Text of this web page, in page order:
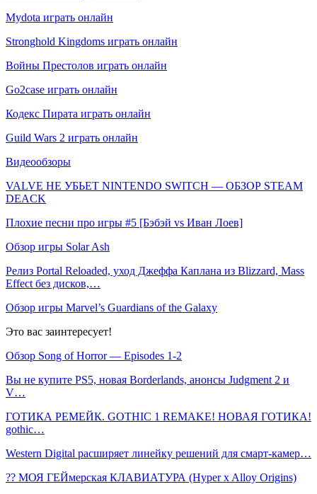
Mydota играть онлайн
Stronghold Kingdoms играть онлайн
Войны Престолов играть онлайн
Go2case играть онлайн
Кодекс Пирата играть онлайн
Guild Wars 2 играть онлайн
Видеообзоры
VALVE НЕ УБЬЕТ NINTENDO SWITCH — ОБЗОР STEAM
DEACK
Плохие песни про игры #5 [Бэбэй vs Иван Лоев]
Обзор игры Solar Ash
Релиз Portal Reloaded, уход Джеффа Каплана из Blizzard, Mass
Effect без дисков,…
Обзор игры Marvel’s Guardians of the Galaxy
Это вас заинтересует!
Обзор Song of Horror — Episodes 1-2
Вы не купите PS5, новая Borderlands, анонсы Judgment 2 и
V…
ГОТИКА РЕМЕЙК. GOTHIC 1 REMAKE! НОВАЯ ГОТИКА!
gothic…
Western Digital расширяет линейку решений для смарт-камер…
?️‍? МОЯ ГЕЙмерская КЛАВИАТУРА (Hyper x Alloy Origins)